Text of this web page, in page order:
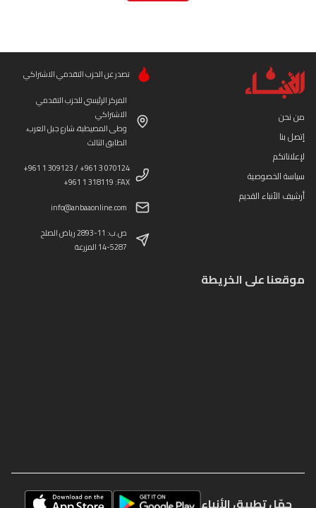
من نحن
إتصل بنا
لإعلاناتكم
سياسة الخصوصية
أرشيف الأنباء القديم
تصدر عن الحزب التقدمي الاشتراكي
المركز الرئيسي للحزب التقدمي
الاشتراكي
وطى المصيطبة، شارع جبل العرب،
الطابق الثالث
+961 1 309123 / +961 3 070124
+961 1 318119 :FAX
info@anbaaonline.com
ص.ب: 11-2893 رياض الصلح
14-5287 المزرعة
موقعنا على الخريطة
حمّل تطبيق الأنباء